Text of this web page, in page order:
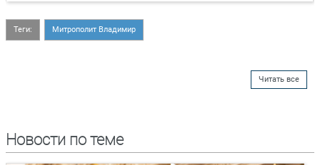
Теги: Митрополит Владимир
Читать все
Новости по теме